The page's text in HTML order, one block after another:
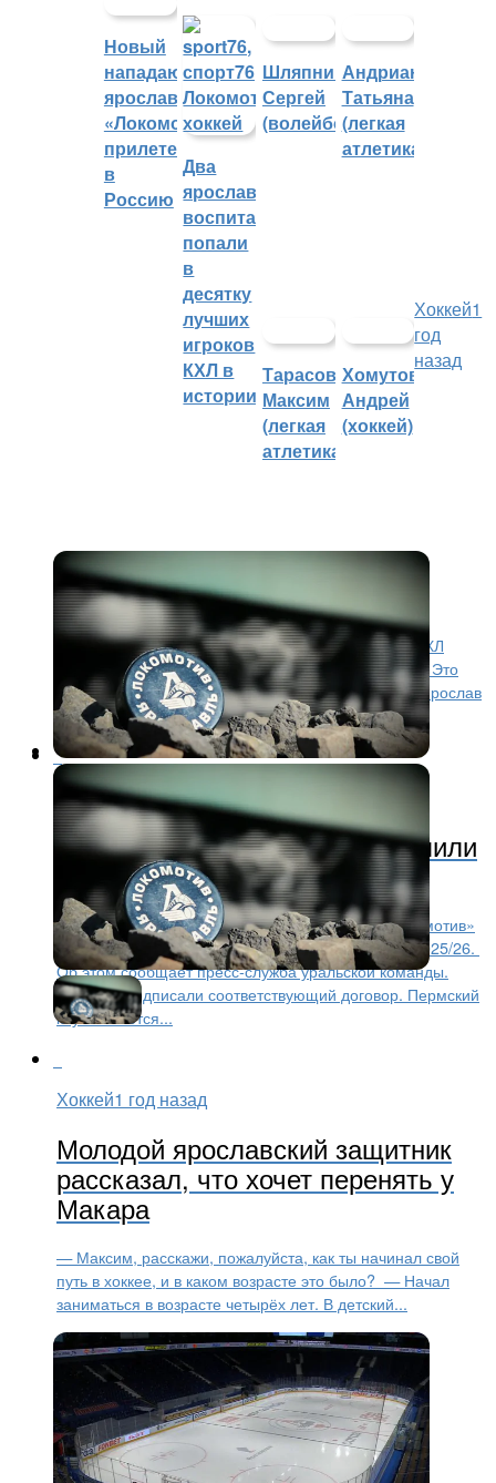
Новый
нападающий
ярославского
«Локомотива»
прилетел
в
Россию
Два
ярославских
воспитанника
попали
в
десятку
лучших
игроков
КХЛ в
истории
Шляпников
Сергей
(волейбол)
Андрианова
Татьяна
(легкая
атлетика)
Тарасов
Максим
(легкая
атлетика)
Хомутов
Андрей
(хоккей)
Хоккей1
год
назад
«Локомотив» командировал в
«Молот» четырех хоккеистов
Из ярославского «Локомотива» в клуб-партнер в ВХЛ
«Молот» из Перми командированы четыре игрока. Это
нападающий Илья Роговский, а также защитники Ярослав
Лабуткин, Андрей Малявин и Иван...
Хоккей1 год назад
«Локомотив» и «Молот» продлили
соглашение о сотрудничестве
Клуб ВХЛ «Молот» из Перми и ярославский«Локомотив»
продолжат спортивное сотрудничество в сезоне 2025/26.
Об этом сообщает пресс-служба уральской команды.
Стороны подписали соответствующий договор. Пермский
клуб является...
Хоккей1 год назад
Молодой ярославский защитник
рассказал, что хочет перенять у
Макара
— Максим, расскажи, пожалуйста, как ты начинал свой
путь в хоккее, и в каком возрасте это было? — Начал
заниматься в возрасте четырёх лет. В детский...